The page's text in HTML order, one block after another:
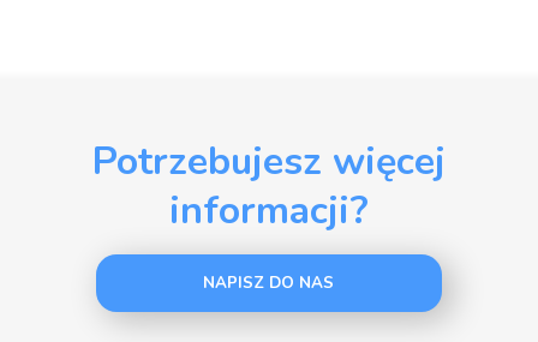
Potrzebujesz więcej
informacji?
NAPISZ DO NAS